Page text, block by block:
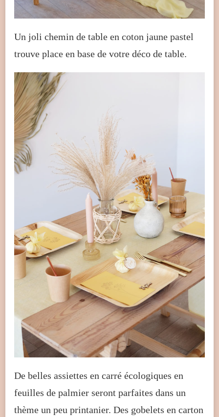
Un joli chemin de table en coton jaune pastel
trouve place en base de votre déco de table.
De belles assiettes en carré écologiques en
feuilles de palmier seront parfaites dans un
thème un peu printanier. Des gobelets en carton